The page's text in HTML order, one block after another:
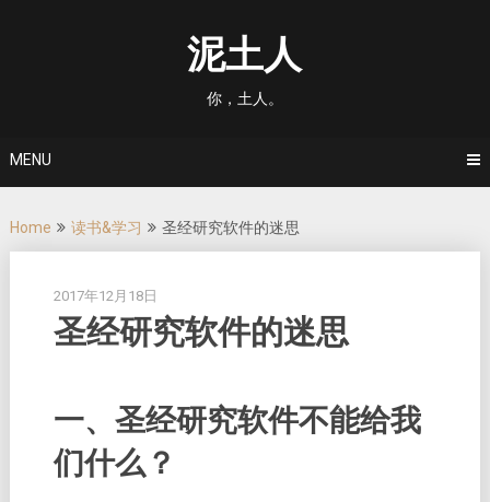
泥土人
你，土人。
MENU
Home 读书&学习 圣经研究软件的迷思
2017年12月18日
圣经研究软件的迷思
一、圣经研究软件不能给我
们什么？